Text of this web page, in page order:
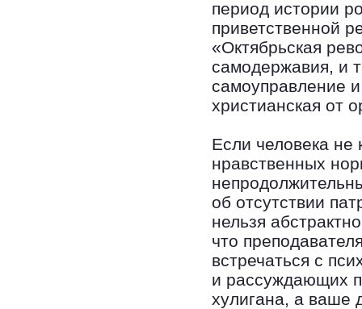
период истории
приветственной
«Октябрьская
самодержавия, и
самоуправление
христианская от
Если человека не
нравственных
об отсутствии
нельзя
что
встречаться с
и рассуждающих
хулигана, а ваше